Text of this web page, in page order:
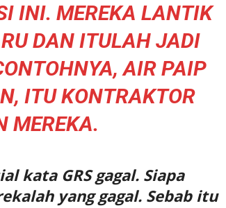
INI. MEREKA LANTIK
DAN ITULAH JADI
AIR PAIP
ITU KONTRAKTOR
MEREKA.
kata GRS gagal. Siapa
yang gagal. Sebab itu